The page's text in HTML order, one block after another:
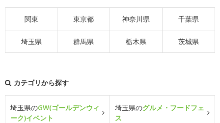
関東 東京都 神奈川県 千葉県
埼玉県 群馬県 栃木県 茨城県
カテゴリから探す
埼玉県のGW(ゴールデンウィ
ーク)イベント
埼玉県のグルメ・フードフェ
ス